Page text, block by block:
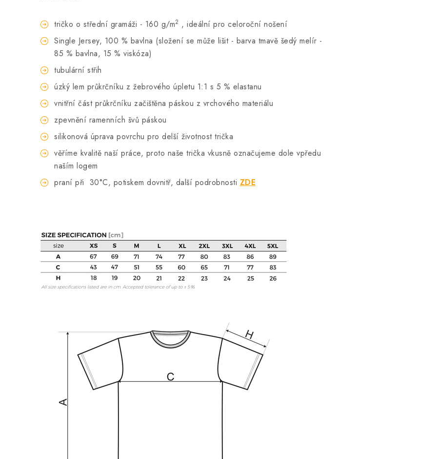
tričko o střední gramáži - 160 g/m2 , ideální pro celoroční nošení
Single Jersey, 100 % bavlna (složení se může lišit - barva tmavě šedý melír -
85 % bavlna, 15 % viskóza)
tubulární střih
úzký lem průkrčníku z žebrového úpletu 1:1 s 5 % elastanu
vnitřní část průkrčníku začištěna páskou z vrchového materiálu
zpevnění ramenních švů páskou
silikonová úprava povrchu pro delší životnost trička
věříme kvalitě naší práce, proto naše trička vkusně označujeme dole vpředu
naším logem
praní při 30°C, potiskem dovnitř, další podrobnosti ZDE